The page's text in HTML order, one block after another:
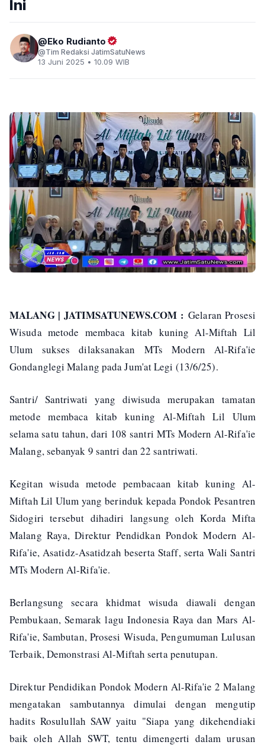
Ini
Eko Rudianto
Tim Redaksi JatimSatuNews
13 Juni 2025 • 10.09 WIB
MALANG | JATIMSATUNEWS.COM :Gelaran Prosesi
Wisuda metode membaca kitab kuning Al-Miftah Lil
Ulum sukses dilaksanakan MTs Modern Al-Rifa'ie
Gondanglegi Malang pada Jum'at Legi (13/6/25).
Santri/ Santriwati yang diwisuda merupakan tamatan
metode membaca kitab kuning Al-Miftah Lil Ulum
selama satu tahun, dari 108 santri MTs Modern Al-Rifa'ie
Malang, sebanyak 9 santri dan 22 santriwati.
Kegitan wisuda metode pembacaan kitab kuning Al-
Miftah Lil Ulum yang berinduk kepada Pondok Pesantren
Sidogiri tersebut dihadiri langsung oleh Korda Mifta
Malang Raya, Direktur Pendidkan Pondok Modern Al-
Rifa'ie, Asatidz-Asatidzah beserta Staff, serta Wali Santri
MTs Modern Al-Rifa'ie.
Berlangsung secara khidmat wisuda diawali dengan
Pembukaan, Semarak lagu Indonesia Raya dan Mars Al-
Rifa'ie, Sambutan, Prosesi Wisuda, Pengumuman Lulusan
Terbaik, Demonstrasi Al-Miftah serta penutupan.
Direktur Pendidikan Pondok Modern Al-Rifa'ie 2 Malang
mengatakan sambutannya dimulai dengan mengutip
hadits Rosulullah SAW yaitu "Siapa yang dikehendiaki
baik oleh Allah SWT, tentu dimengerti dalam urusan